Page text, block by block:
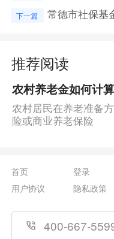
下一篇 常德市社保基
推荐阅读
农村居民在养老准备
险或商业养老保险
首页 登录
用户协议
隐私政策
400-667-